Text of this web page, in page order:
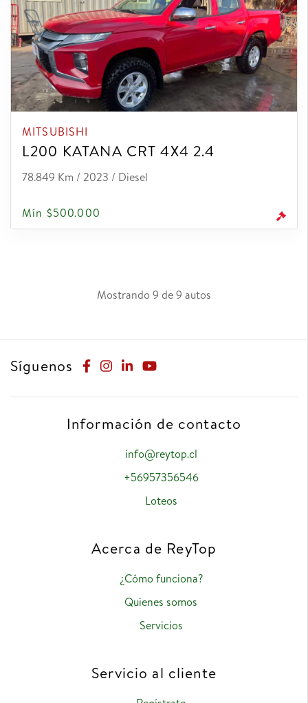
MITSUBISHI
L200 KATANA CRT 4X4 2.4
78.849 Km / 2023 / Diesel
Mín $500.000
Mostrando 9 de 9 autos
Síguenos
Información de contacto
info@reytop.cl
+56957356546
Loteos
Acerca de ReyTop
¿Cómo funciona?
Quienes somos
Servicios
Servicio al cliente